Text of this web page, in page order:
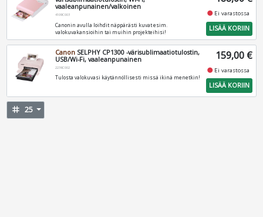
vaaleanpunainen/valkoinen
4109C003
Canonin avulla loihdit näppärästi kuvat esim.
valokuvakansioihin tai muihin projekteihisi!
fiber_manual_record Ei varastossa
LISÄÄ KORIIN
Canon SELPHY CP1300 -värisublimaatiotulostin,
USB/Wi-Fi, vaaleanpunainen
2236C002
Tulosta valokuvasi käytännöllisesti missä ikinä menetkin!
159,00 €
fiber_manual_record Ei varastossa
LISÄÄ KORIIN
tag 25